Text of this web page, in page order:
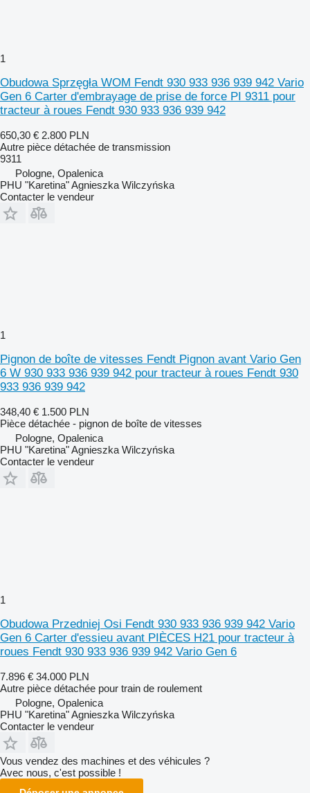
1
Obudowa Sprzęgła WOM Fendt 930 933 936 939 942 Vario
Gen 6 Carter d'embrayage de prise de force PI 9311 pour
tracteur à roues Fendt 930 933 936 939 942
650,30 € 2.800 PLN
Autre pièce détachée de transmission
9311
Pologne, Opalenica
PHU "Karetina" Agnieszka Wilczyńska
Contacter le vendeur
1
Pignon de boîte de vitesses Fendt Pignon avant Vario Gen
6 W 930 933 936 939 942 pour tracteur à roues Fendt 930
933 936 939 942
348,40 € 1.500 PLN
Pièce détachée - pignon de boîte de vitesses
Pologne, Opalenica
PHU "Karetina" Agnieszka Wilczyńska
Contacter le vendeur
1
Obudowa Przedniej Osi Fendt 930 933 936 939 942 Vario
Gen 6 Carter d'essieu avant PIÈCES H21 pour tracteur à
roues Fendt 930 933 936 939 942 Vario Gen 6
7.896 € 34.000 PLN
Autre pièce détachée pour train de roulement
Pologne, Opalenica
PHU "Karetina" Agnieszka Wilczyńska
Contacter le vendeur
Vous vendez des machines et des véhicules ?
Avec nous, c'est possible !